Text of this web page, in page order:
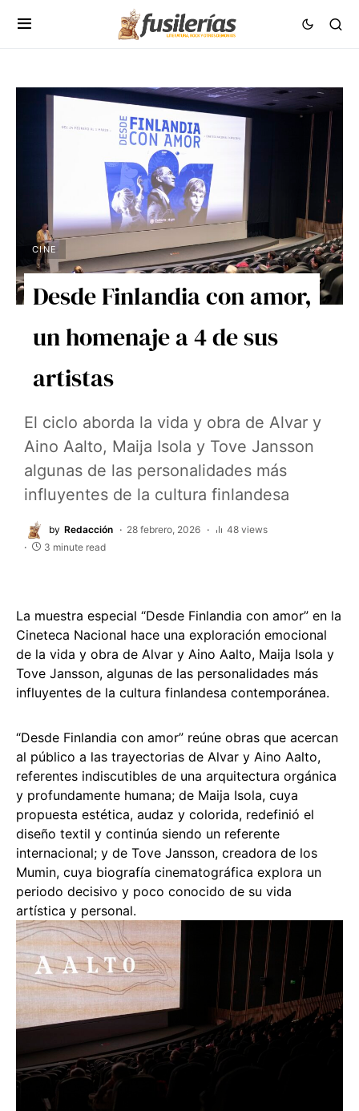
CINE
Desde Finlandia con amor,
un homenaje a 4 de sus
artistas
El ciclo aborda la vida y obra de Alvar y
Aino Aalto, Maija Isola y Tove Jansson
algunas de las personalidades más
influyentes de la cultura finlandesa
by Redacción 28 febrero, 2026
48 views
3 minute read
La muestra especial “Desde Finlandia con amor” en la
Cineteca Nacional hace una exploración emocional
de la vida y obra de Alvar y Aino Aalto, Maija Isola y
Tove Jansson, algunas de las personalidades más
influyentes de la cultura finlandesa contemporánea.
“Desde Finlandia con amor” reúne obras que acercan
al público a las trayectorias de Alvar y Aino Aalto,
referentes indiscutibles de una arquitectura orgánica
y profundamente humana; de Maija Isola, cuya
propuesta estética, audaz y colorida, redefinió el
diseño textil y continúa siendo un referente
internacional; y de Tove Jansson, creadora de los
Mumin, cuya biografía cinematográfica explora un
periodo decisivo y poco conocido de su vida
artística y personal.